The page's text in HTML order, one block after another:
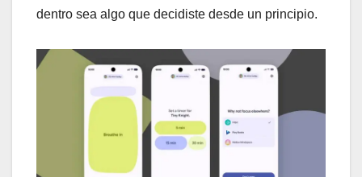
dentro sea algo que decidiste desde un principio.